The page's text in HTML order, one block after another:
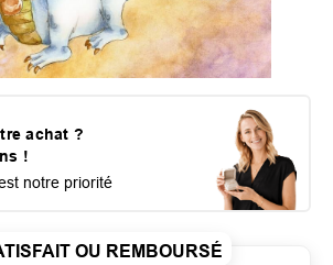
achat ?
!
notre priorité
OU REMBOURSÉ